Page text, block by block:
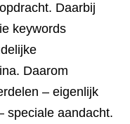
Daarbij
keywords
Daarom
– eigenlijk
speciale aandacht.